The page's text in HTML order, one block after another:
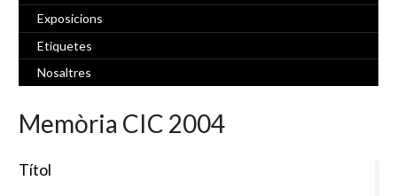
Exposicions
Etiquetes
Nosaltres
Memòria CIC 2004
Títol